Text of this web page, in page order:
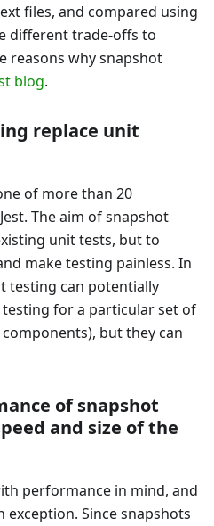
files, and compared using
different trade-offs to
reasons why snapshot
blog.
replace unit
of more than 20
The aim of snapshot
unit tests, but to
make testing painless. In
testing can potentially
for a particular set of
but they can
of snapshot
and size of the
performance in mind, and
Since snapshots